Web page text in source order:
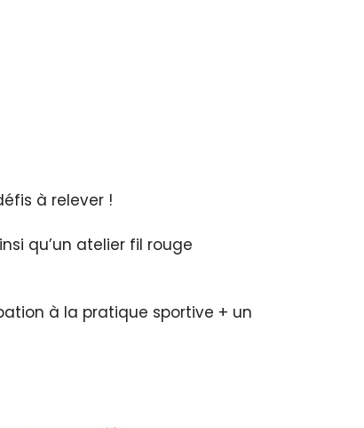
à relever !
qu’un atelier fil rouge
à la pratique sportive + un